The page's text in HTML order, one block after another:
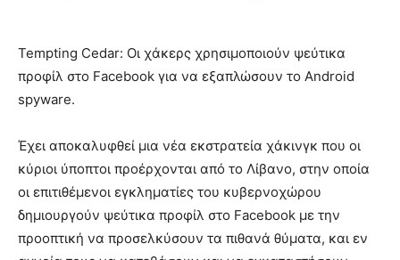
Tempting Cedar: Οι χάκερς χρησιμοποιούν ψεύτικα
προφίλ στο Facebook για να εξαπλώσουν το Android
spyware.
Έχει αποκαλυφθεί μια νέα εκστρατεία χάκινγκ που οι
κύριοι ύποπτοι προέρχονται από το Λίβανο, στην οποία
οι επιτιθέμενοι εγκληματίες του κυβερνοχώρου
δημιουργούν ψεύτικα προφίλ στο Facebook με την
προοπτική να προσελκύσουν τα πιθανά θύματα, και εν